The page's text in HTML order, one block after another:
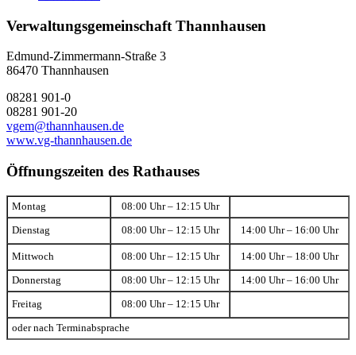
Verwaltungsgemeinschaft Thannhausen
Edmund-Zimmermann-Straße 3
86470 Thannhausen
08281 901-0
08281 901-20
vgem@thannhausen.de
www.vg-thannhausen.de
Öffnungszeiten des Rathauses
Montag 08:00 Uhr – 12:15 Uhr
Dienstag 08:00 Uhr – 12:15 Uhr 14:00 Uhr – 16:00 Uhr
Mittwoch 08:00 Uhr – 12:15 Uhr 14:00 Uhr – 18:00 Uhr
Donnerstag 08:00 Uhr – 12:15 Uhr 14:00 Uhr – 16:00 Uhr
Freitag 08:00 Uhr – 12:15 Uhr
oder nach Terminabsprache